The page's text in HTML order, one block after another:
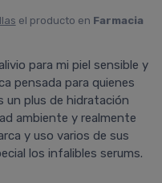
el producto en Farmacia
para mi piel sensible y
pensada para quienes
un plus de hidratación
ambiente y realmente
y uso varios de sus
los infalibles serums.